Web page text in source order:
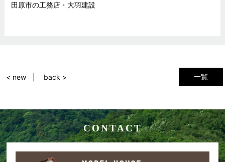
田原市の工務店・大羽建設
一覧
< new back >
CONTACT